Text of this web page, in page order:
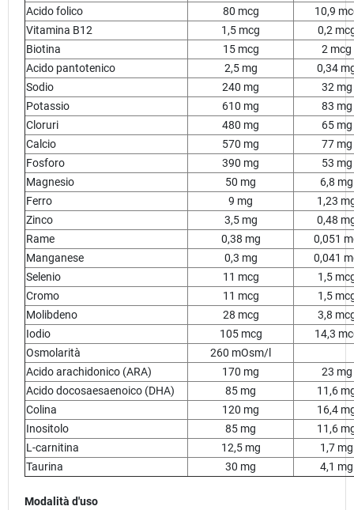
Acido folico
80 mcg
10,9
Vitamina B12
1,5 mcg
0,2
Biotina
15 mcg
2 mcg
Acido pantotenico
2,5 mg
0,34
Sodio
240 mg
32 mg
Potassio
610 mg
83 mg
Cloruri
480 mg
65 mg
Calcio
570 mg
77 mg
Fosforo
390 mg
53 mg
Magnesio
50 mg
6,8 mg
Ferro
9 mg
1,23
Zinco
3,5 mg
0,48
Rame
0,38 mg
0,051
Manganese
0,3 mg
0,041
Selenio
11 mcg
1,5
Cromo
11 mcg
1,5
Molibdeno
28 mcg
3,8
Iodio
105 mcg
14,3
Osmolarità
260 mOsm/l
Acido arachidonico (ARA)
170 mg
23 mg
Acido docosaesaenoico (DHA)
85 mg
11,6
Colina
120 mg
16,4
Inositolo
85 mg
11,6
L-carnitina
12,5 mg
1,7 mg
Taurina
30 mg 4,1 mg
Modalità d'uso